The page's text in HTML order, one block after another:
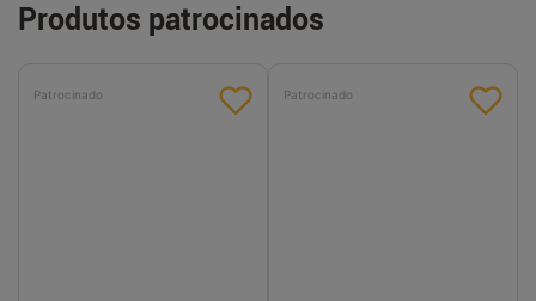
Produtos patrocinados
Patrocinado Patrocinado